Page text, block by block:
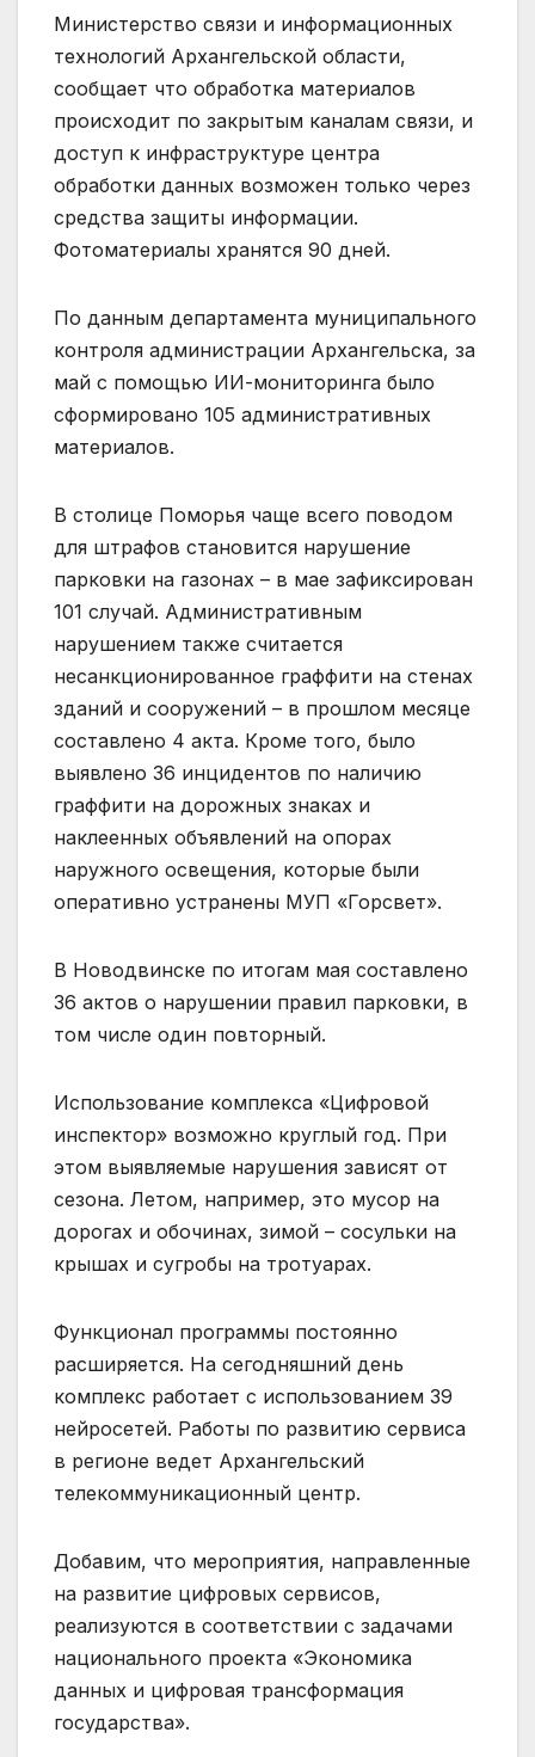
Министерство связи и информационных
технологий Архангельской области,
сообщает что обработка материалов
происходит по закрытым каналам связи, и
доступ к инфраструктуре центра
обработки данных возможен только через
средства защиты информации.
Фотоматериалы хранятся 90 дней.
По данным департамента муниципального
контроля администрации Архангельска, за
май с помощью ИИ-мониторинга было
сформировано 105 административных
материалов.
В столице Поморья чаще всего поводом
для штрафов становится нарушение
парковки на газонах – в мае зафиксирован
101 случай. Административным
нарушением также считается
несанкционированное граффити на стенах
зданий и сооружений – в прошлом месяце
составлено 4 акта. Кроме того, было
выявлено 36 инцидентов по наличию
граффити на дорожных знаках и
наклеенных объявлений на опорах
наружного освещения, которые были
оперативно устранены МУП «Горсвет».
В Новодвинске по итогам мая составлено
36 актов о нарушении правил парковки, в
том числе один повторный.
Использование комплекса «Цифровой
инспектор» возможно круглый год. При
этом выявляемые нарушения зависят от
сезона. Летом, например, это мусор на
дорогах и обочинах, зимой – сосульки на
крышах и сугробы на тротуарах.
Функционал программы постоянно
расширяется. На сегодняшний день
комплекс работает с использованием 39
нейросетей. Работы по развитию сервиса
в регионе ведет Архангельский
телекоммуникационный центр.
Добавим, что мероприятия, направленные
на развитие цифровых сервисов,
реализуются в соответствии с задачами
национального проекта «Экономика
данных и цифровая трансформация
государства».